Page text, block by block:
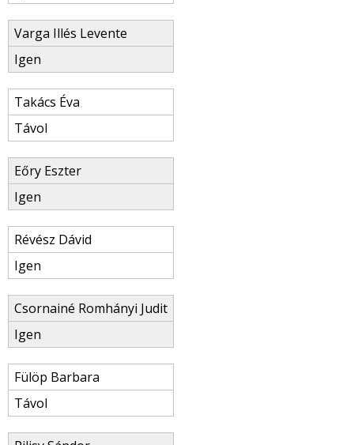
Varga Illés Levente
Igen
Takács Éva
Távol
Eőry Eszter
Igen
Révész Dávid
Igen
Csornainé Romhányi Judit
Igen
Fülöp Barbara
Távol